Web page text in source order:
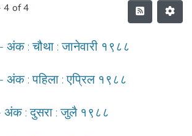
4 of 4
अंक : चौथा : जानेवारी १९८८
- अंक : पहिला : एप्रिल १९८८
- अंक : दुसरा : जुलै १९८८